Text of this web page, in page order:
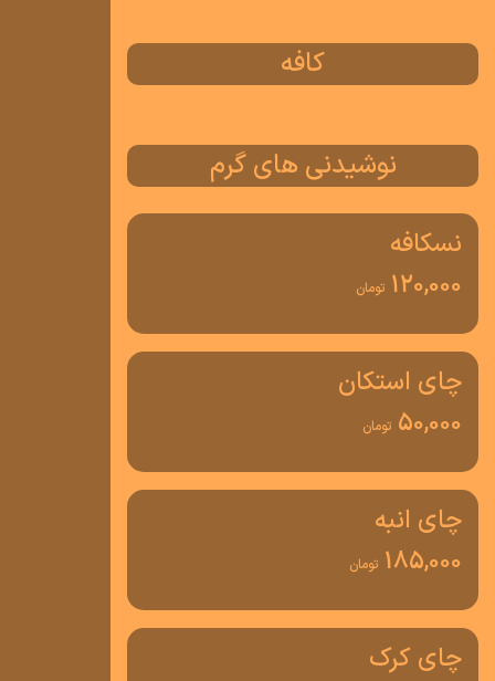
کافه
نوشیدنی های گرم
نسکافه
120,000 تومان
چای استکان
50,000 تومان
چای انبه
185,000 تومان
چای کرک